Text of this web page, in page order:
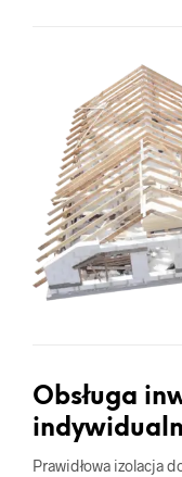
Obsługa
Prawidłowa izolacja